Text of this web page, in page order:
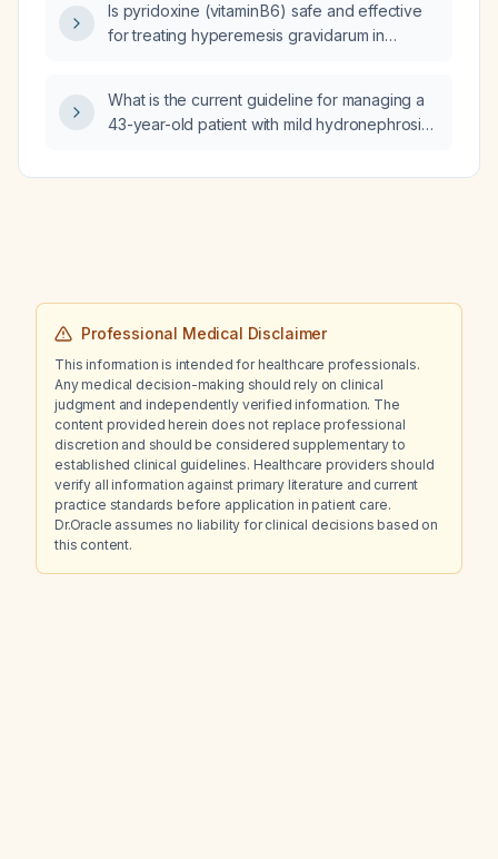
Is pyridoxine (vitamin B6) safe and effective
for treating hyperemesis gravidarum in
What is the current guideline for managing a
43-year-old patient with mild hydronephrosis
and a urinary tract infection with leukocytosis?
Professional Medical Disclaimer
This information is intended for healthcare professionals.
Any medical decision-making should rely on clinical
judgment and independently verified information. The
content provided herein does not replace professional
discretion and should be considered supplementary to
established clinical guidelines. Healthcare providers should
verify all information against primary literature and current
practice standards before application in patient care.
Dr.Oracle assumes no liability for clinical decisions based on
this content.